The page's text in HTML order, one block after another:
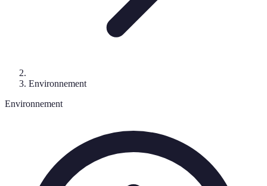
Environnement
Environnement